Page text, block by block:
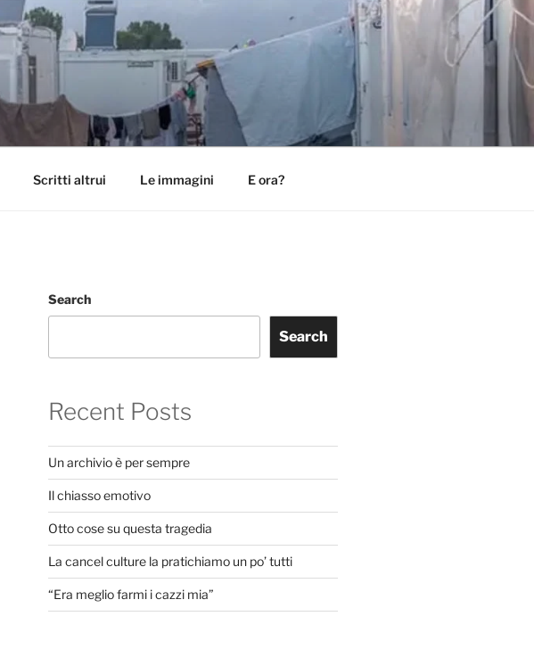
Scritti altrui Le immagini E ora?
Search
Search
Recent Posts
Un archivio è per sempre
Il chiasso emotivo
Otto cose su questa tragedia
La cancel culture la pratichiamo un po’ tutti
“Era meglio farmi i cazzi mia”